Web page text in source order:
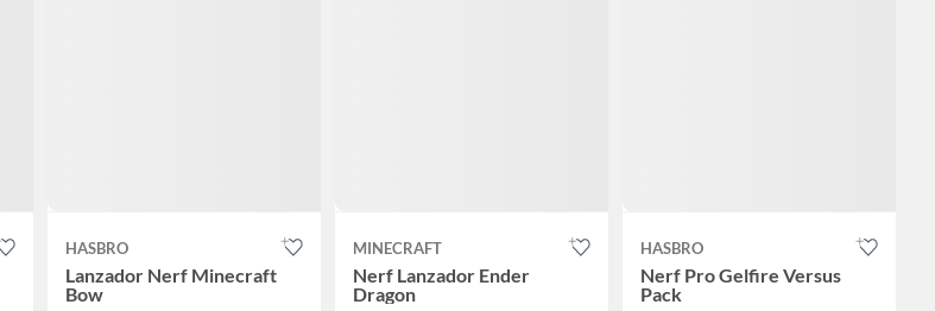
HASBRO
Lanzador Nerf Minecraft
Bow
MINECRAFT
Nerf Lanzador Ender
Dragon
HASBRO
Nerf Pro Gelfire Versus
Pack